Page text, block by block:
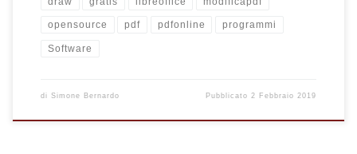
opensource pdf pdfonline programmi
Software
di Simone Bernardo Pubblicato 2 Febbraio 2019